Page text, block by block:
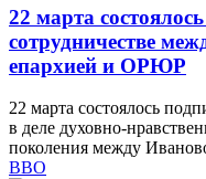
22 марта
сотрудничестве
епархией и ОРЮР
22 марта состоялось
в деле духовно-
поколения между
ВВО